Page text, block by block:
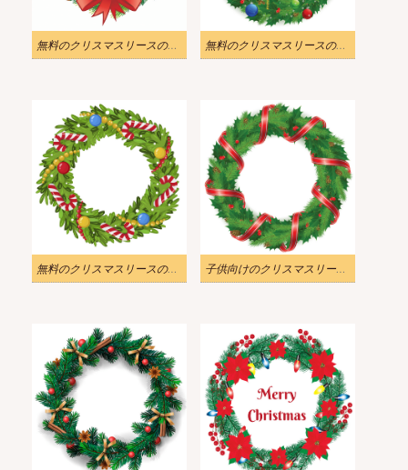
無料のクリスマスリースのイラスト画像 2 無料のクリスマスリースのイラスト画像
無料のクリスマスリースのイラスト 子供向けのクリスマスリース 無料イラスト